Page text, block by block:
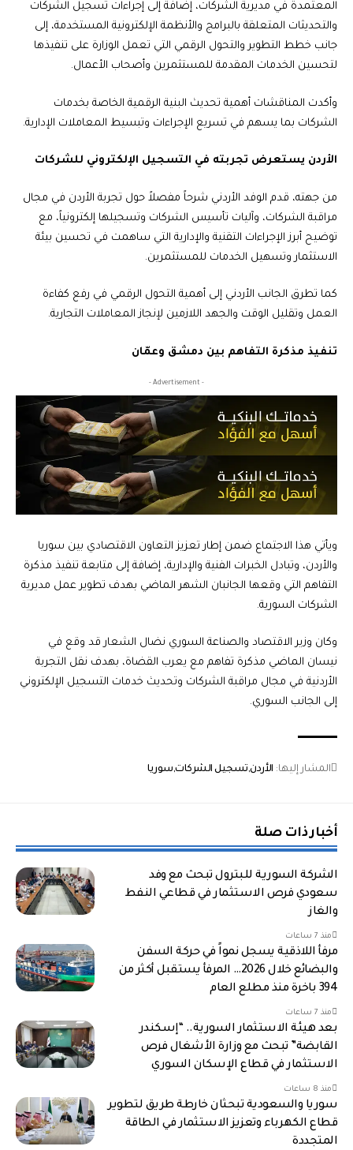
المعتمدة في مديرية الشركات، إضافة إلى إجراءات تسجيل الشركات
والتحديثات المتعلقة بالبرامج والأنظمة الإلكترونية المستخدمة، إلى
جانب خطط التطوير والتحول الرقمي التي تعمل الوزارة على تنفيذها
لتحسين الخدمات المقدمة للمستثمرين وأصحاب الأعمال.
وأكدت المناقشات أهمية تحديث البنية الرقمية الخاصة بخدمات
الشركات بما يسهم في تسريع الإجراءات وتبسيط المعاملات الإدارية.
الأردن يستعرض تجربته في التسجيل الإلكتروني للشركات
من جهته، قدم الوفد الأردني شرحاً مفصلاً حول تجربة الأردن في مجال
مراقبة الشركات، وآليات تأسيس الشركات وتسجيلها إلكترونياً، مع
توضيح أبرز الإجراءات التقنية والإدارية التي ساهمت في تحسين بيئة
الاستثمار وتسهيل الخدمات للمستثمرين.
كما تطرق الجانب الأردني إلى أهمية التحول الرقمي في رفع كفاءة
العمل وتقليل الوقت والجهد اللازمين لإنجاز المعاملات التجارية.
تنفيذ مذكرة التفاهم بين دمشق وعمّان
- Advertisement -
ويأتي هذا الاجتماع ضمن إطار تعزيز التعاون الاقتصادي بين سوريا
والأردن، وتبادل الخبرات الفنية والإدارية، إضافة إلى متابعة تنفيذ مذكرة
التفاهم التي وقعها الجانبان الشهر الماضي بهدف تطوير عمل مديرية
الشركات السورية.
وكان وزير الاقتصاد والصناعة السوري نضال الشعار قد وقع في
نيسان الماضي مذكرة تفاهم مع يعرب القضاة، بهدف نقل التجربة
الأردنية في مجال مراقبة الشركات وتحديث خدمات التسجيل الإلكتروني
إلى الجانب السوري.
المشار إليها: الأردن تسجيل الشركات سوريا
أخبار ذات صلة
الشركة السورية للبترول تبحث مع وفد
سعودي فرص الاستثمار في قطاعي النفط
والغاز
منذ 7 ساعات
مرفأ اللاذقية يسجل نمواً في حركة السفن
والبضائع خلال 2026… المرفأ يستقبل أكثر من
394 باخرة منذ مطلع العام
منذ 7 ساعات
بعد هيئة الاستثمار السورية.. “إسكندر
القابضة” تبحث مع وزارة الأشغال فرص
الاستثمار في قطاع الإسكان السوري
منذ 8 ساعات
سوريا والسعودية تبحثان خارطة طريق لتطوير
قطاع الكهرباء وتعزيز الاستثمار في الطاقة
المتجددة